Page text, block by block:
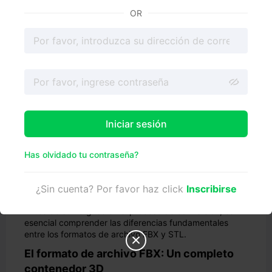
tus modelos 3D? ¡Vamos allá!
FBX y STL
esencial comprender las diferencias fundamentales
entre los formatos de archivo FBX y STL.
El formato de archivo FBX: Un completo
contenedor 3D

OR
Iniciar sesión
Has olvidado tu contraseña?
¿Sin cuenta? Por favor haz click Inscribirse